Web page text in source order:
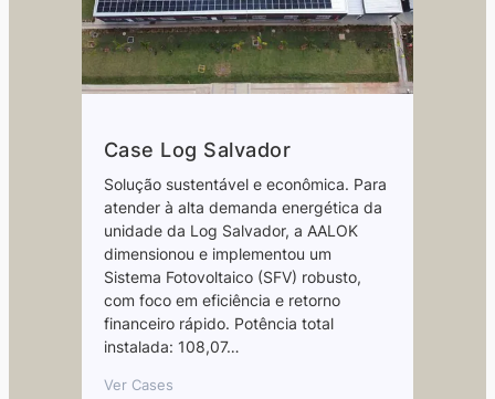
Case Log Salvador
Solução sustentável e econômica. Para
atender à alta demanda energética da
unidade da Log Salvador, a AALOK
dimensionou e implementou um
Sistema Fotovoltaico (SFV) robusto,
com foco em eficiência e retorno
financeiro rápido. Potência total
instalada: 108,07…
Ver Cases